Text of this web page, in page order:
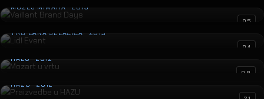
MUZEJ MIMARA · 2013
05
Lidl Event
TRG BANA JELAČIĆA · 2013
04
Mozart u vrtu
HALU · 2012
08
Praizvedbe u HAZU
HAZU · 2012